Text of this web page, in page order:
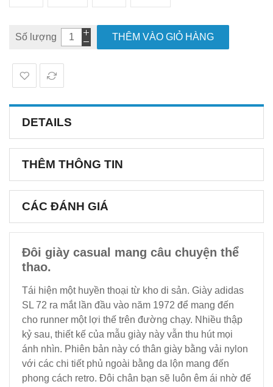
Số lượng THÊM VÀO GIỎ HÀNG
DETAILS
THÊM THÔNG TIN
CÁC ĐÁNH GIÁ
Đôi giày casual mang câu chuyện thể
thao.
Tái hiện một huyền thoại từ kho di sản. Giày adidas
SL 72 ra mắt lần đầu vào năm 1972 để mang đến
cho runner một lợi thế trên đường chạy. Nhiều thập
kỷ sau, thiết kế của mẫu giày này vẫn thu hút mọi
ánh nhìn. Phiên bản này có thân giày bằng vải nylon
với các chi tiết phủ ngoài bằng da lộn mang đến
phong cách retro. Đôi chân bạn sẽ luôn êm ái nhờ đế